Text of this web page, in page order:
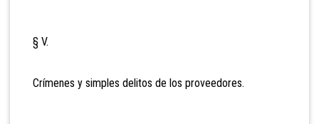
§ V.
Crímenes y simples delitos de los proveedores.